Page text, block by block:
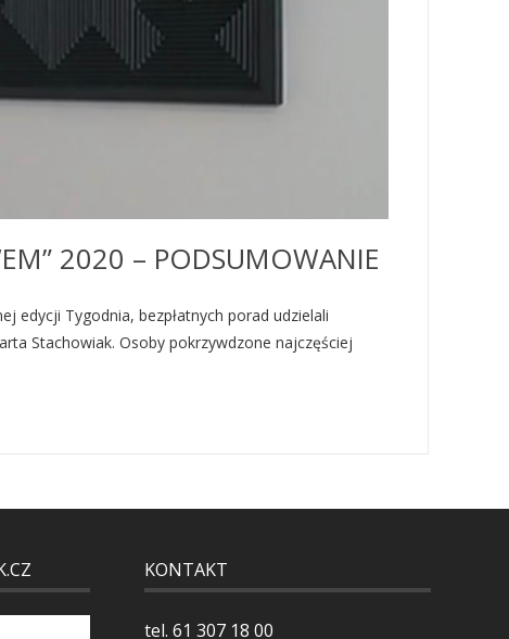
2020 – PODSUMOWANIE
edycji Tygodnia, bezpłatnych porad udzielali
Stachowiak. Osoby pokrzywdzone najczęściej
KONTAKT
tel. 61 307 18 00